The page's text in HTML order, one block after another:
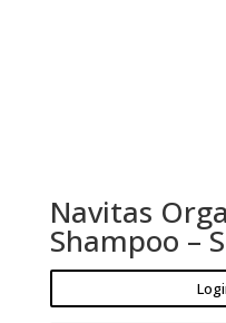
Navitas
Shampoo –